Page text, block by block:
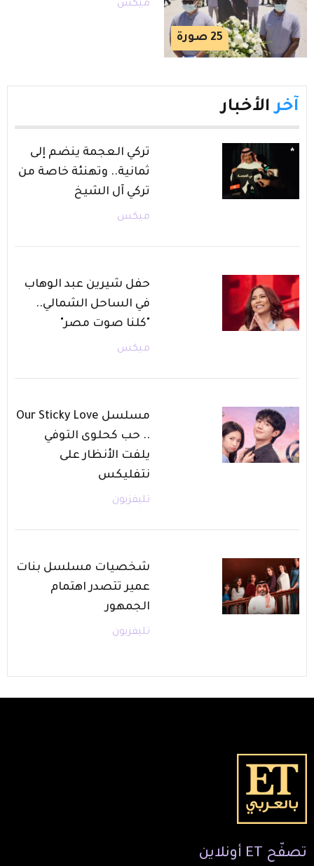
25 صورة
ميكس
آخر الأخبار
تركي العجمة ينضم إلى
ثمانية.. وتهنئة خاصة من
تركي آل الشيخ
ميكس
حفل شيرين عبد الوهاب
في الساحل الشمالي..
"كلنا صوت مصر"
ميكس
مسلسل Our Sticky Love
.. حب كحلوى التوفي
يلفت الأنظار على
نتفليكس
تليفزيون
شخصيات مسلسل بنات
عمير تتصدر اهتمام
الجمهور
تليفزيون
تصفّح ET أونلاين